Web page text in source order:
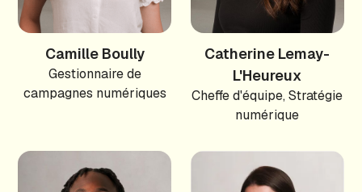
Camille Boully
Gestionnaire de
campagnes numériques
Catherine Lemay-
L'Heureux
Cheffe d'équipe, Stratégie
numérique